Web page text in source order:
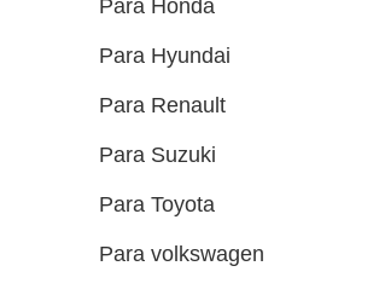
Para Honda
Para Hyundai
Para Renault
Para Suzuki
Para Toyota
Para volkswagen